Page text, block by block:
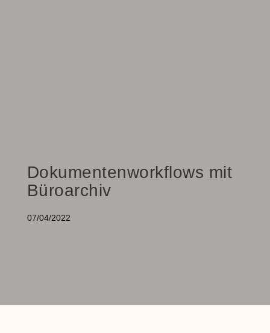
Dokumentenworkflows mit
Büroarchiv
07/04/2022